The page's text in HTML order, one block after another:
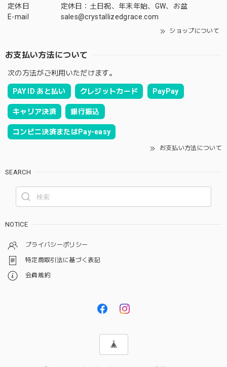
定休日
定休日：土日祝、年末年始、GW、お盆
E-mail
sales@crystallizedgrace.com
ショップについて
お支払い方法について
次の方法がご利用いただけます。
PAY ID あと払い クレジットカード PayPay
キャリア決済 銀行振込
コンビニ決済またはPay-easy
お支払い方法について
SEARCH
NOTICE
プライバシーポリシー
特定商取引法に基づく表記
会員規約